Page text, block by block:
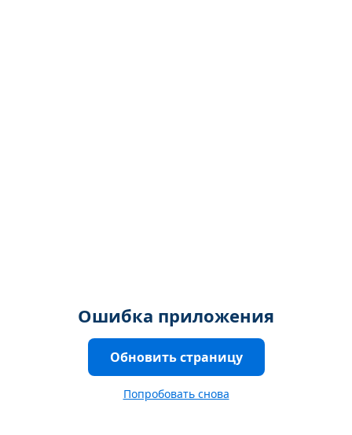
Ошибка приложения
Обновить страницу
Попробовать снова